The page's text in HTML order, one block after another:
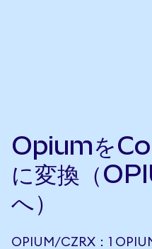
Opiumを
に変換（
へ）
OPIUM/CZRX：1